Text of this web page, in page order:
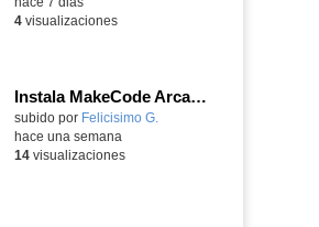
4visualizaciones
Instala MakeCode Arcade para trabajar offline en tu tablet, ordenador, Chromebook
Contenido educativo.
subido por Felicisimo G.
hace una semana
14visualizaciones